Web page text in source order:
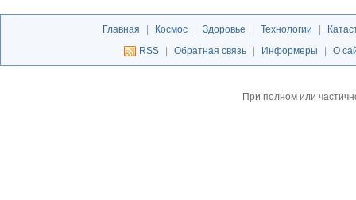
Главная Космос Здоровье Технологии
RSS
Обратная связь Информеры О
При полном или